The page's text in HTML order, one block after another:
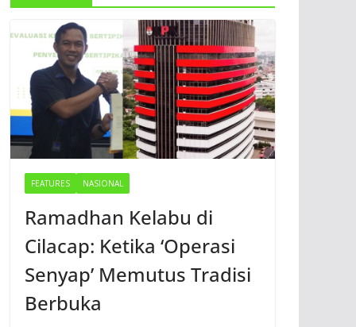
FEATURES NASIONAL
Ramadhan Kelabu di
Cilacap: Ketika ‘Operasi
Senyap’ Memutus Tradisi
Berbuka